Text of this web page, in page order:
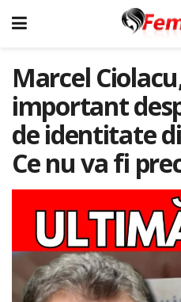
Marcel
important
de identitate
Ce nu va fi